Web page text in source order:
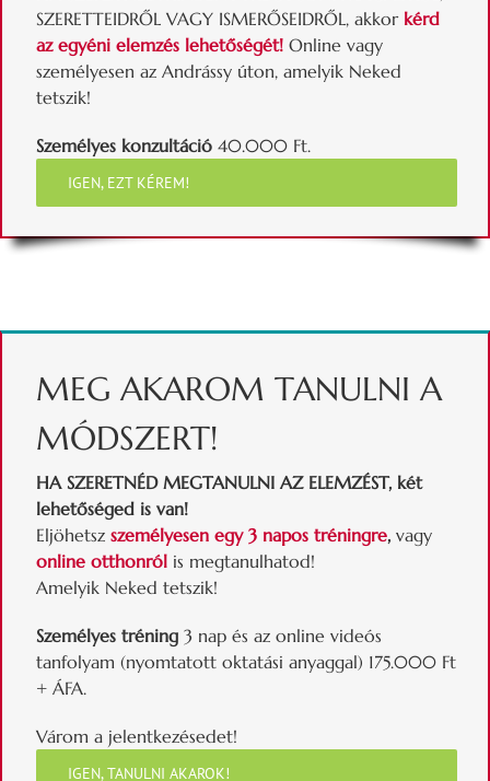
SZERETTEIDRŐL VAGY ISMERŐSEIDRŐL, akkor kérd
az egyéni elemzés lehetőségét! Online vagy
személyesen az Andrássy úton, amelyik Neked
tetszik!
Személyes konzultáció 40.000 Ft.
IGEN, EZT KÉREM!
MEG AKAROM TANULNI A
MÓDSZERT!
HA SZERETNÉD MEGTANULNI AZ ELEMZÉST, két
lehetőséged is van!
Eljöhetsz személyesen egy 3 napos tréningre, vagy
online otthonról is megtanulhatod!
Amelyik Neked tetszik!
Személyes tréning 3 nap és az online videós
tanfolyam (nyomtatott oktatási anyaggal) 175.000 Ft
+ ÁFA.
Várom a jelentkezésedet!
IGEN, TANULNI AKAROK!